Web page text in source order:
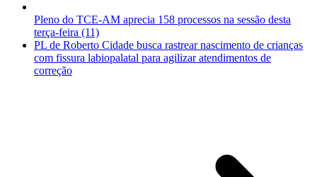
Pleno do TCE-AM aprecia 158 processos na sessão desta
terça-feira (11)
PL de Roberto Cidade busca rastrear nascimento de crianças
com fissura labiopalatal para agilizar atendimentos de
correção